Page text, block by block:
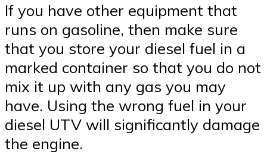
If you have other equipment that
runs on gasoline, then make sure
that you store your diesel fuel in a
marked container so that you do not
mix it up with any gas you may
have. Using the wrong fuel in your
diesel UTV will significantly damage
the engine.